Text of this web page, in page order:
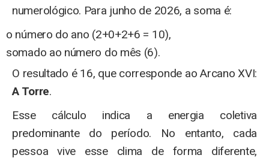
numerológico. Para junho de 2026, a soma é:
o número do ano (2+0+2+6 = 10),
somado ao número do mês (6).
O resultado é 16, que corresponde ao Arcano XVI:
A Torre.
Esse cálculo indica a energia coletiva
predominante do período. No entanto, cada
pessoa vive esse clima de forma diferente,